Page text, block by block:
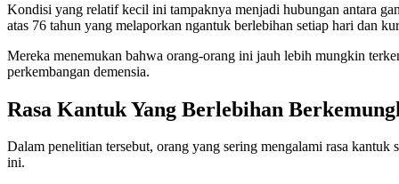
Kondisi yang relatif kecil ini tampaknya menjadi hubungan antara
atas 76 tahun yang melaporkan ngantuk berlebihan setiap hari dan
Mereka menemukan bahwa orang-orang ini jauh lebih mungkin
perkembangan demensia.
Rasa Kantuk Yang Berlebihan
Dalam penelitian tersebut, orang yang sering mengalami rasa
ini.